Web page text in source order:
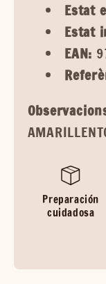
Estat
Estat
EAN:
Preparación
cuidadosa